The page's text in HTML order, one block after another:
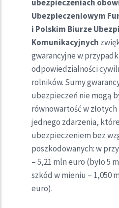
ubezpieczeniach
Ubezpieczeniowym
i Polskim Biurze
Komunikacyjnych
gwarancyjne w
odpowiedzialności
rolników. Sumy
ubezpieczeń nie mogą
równowartość w
jednego zdarzenia,
ubezpieczeniem bez
poszkodowanych: w
– 5,21 mln euro (było 5
szkód w mieniu – 1,050
euro).